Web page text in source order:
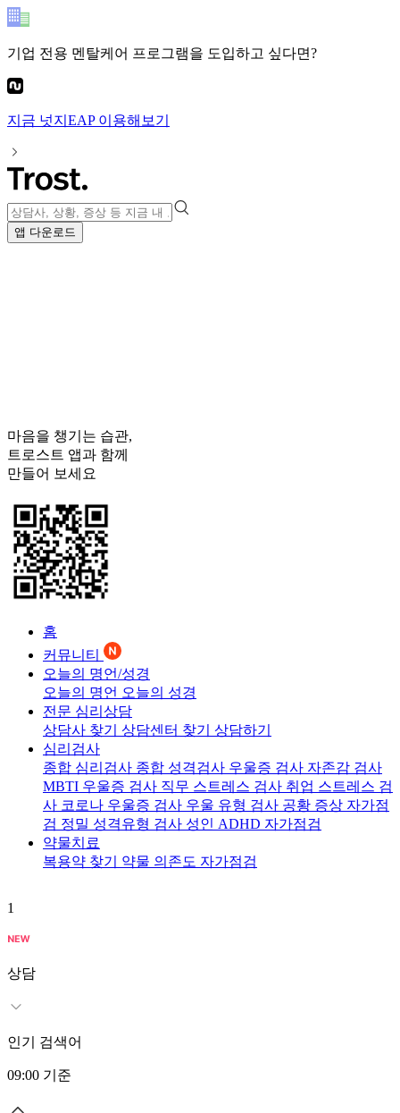
기업 전용 멘탈케어 프로그램을 도입하고 싶다면?
지금 넛지EAP이용해보기
앱 다운로드
마음을 챙기는 습관,
트로스트 앱과 함께
만들어 보세요
홈
커뮤니티
오늘의 명언/성경
오늘의 명언 오늘의 성경
전문 심리상담
상담사 찾기 상담센터 찾기 상담하기
심리검사
종합 심리검사 종합 성격검사 우울증 검사 자존감 검사
MBTI 우울증 검사 직무 스트레스 검사 취업 스트레스 검
사 코로나 우울증 검사 우울 유형 검사 공황 증상 자가점
검 정밀 성격유형 검사 성인 ADHD 자가점검
약물치료
복용약 찾기 약물 의존도 자가점검
1
상담
인기 검색어
09:00 기준